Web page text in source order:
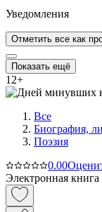
Уведомления
Отметить все как
Показать ещё
12+
Все
Биография,
Поэзия
0.00
Электронная книга